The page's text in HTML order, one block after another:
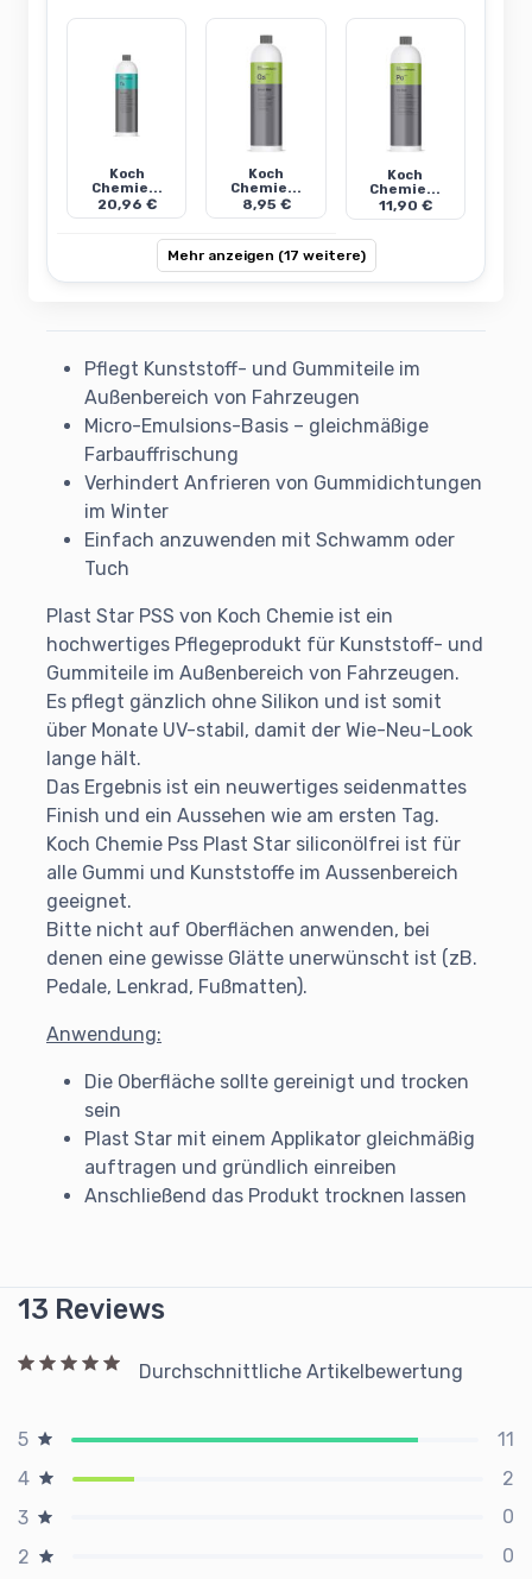
Koch
Chemie...
20,96 €
Koch
Chemie...
8,95 €
Koch
Chemie...
11,90 €
Mehr anzeigen (17 weitere)
Pflegt Kunststoff- und Gummiteile im
Außenbereich von Fahrzeugen
Micro-Emulsions-Basis – gleichmäßige
Farbauffrischung
Verhindert Anfrieren von Gummidichtungen
im Winter
Einfach anzuwenden mit Schwamm oder
Tuch
Plast Star PSS von Koch Chemie ist ein
hochwertiges Pflegeprodukt für Kunststoff- und
Gummiteile im Außenbereich von Fahrzeugen.
Es pflegt gänzlich ohne Silikon und ist somit
über Monate UV-stabil, damit der Wie-Neu-Look
lange hält.
Das Ergebnis ist ein neuwertiges seidenmattes
Finish und ein Aussehen wie am ersten Tag.
Koch Chemie Pss Plast Star siliconölfrei ist für
alle Gummi und Kunststoffe im Aussenbereich
geeignet.
Bitte nicht auf Oberflächen anwenden, bei
denen eine gewisse Glätte unerwünscht ist (zB.
Pedale, Lenkrad, Fußmatten).
Anwendung:
Die Oberfläche sollte gereinigt und trocken
sein
Plast Star mit einem Applikator gleichmäßig
auftragen und gründlich einreiben
Anschließend das Produkt trocknen lassen
13 Reviews
Durchschnittliche Artikelbewertung
5
11
4
2
3
0
2
0